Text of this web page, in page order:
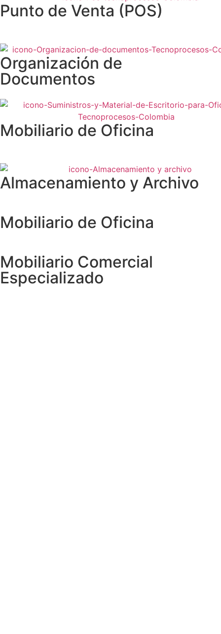
Punto de Venta (POS)
Organización de
Documentos
Mobiliario de Oficina
Almacenamiento y Archivo
Mobiliario de Oficina
Mobiliario Comercial
Especializado